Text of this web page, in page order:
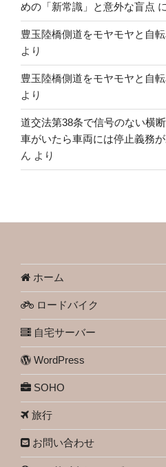
めの「新常識」と意外な盲点 に
豊玉陸橋側道をモヤモヤと自
より
豊玉陸橋側道をモヤモヤと自
より
道交法第38条で信号のない横
車がいたら車両には停止義務
ん より
ホーム
ロードバイク
自宅サーバー
WordPress
SOHO
旅行
お問い合わせ